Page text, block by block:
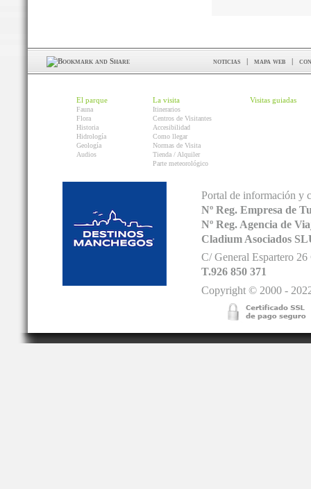
noticias | mapa web |
El parque
Fauna
Flora
Historia
Hidrología
Geología
Audios
La visita
Itinerarios
Centros de Visitantes
Accesibilidad
Como llegar
Normas de Visita
Tienda / Alquiler
Parte meteorológico
Visitas guiadas
Portal de información y
Nº Reg. Empresa de
Nº Reg. Agencia de
Cladium Asociados
C/ General Espartero
T.926 850 371
Copyright © 2000 -